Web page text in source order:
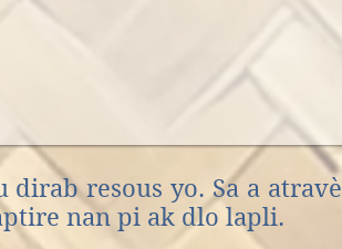
resous yo. Sa a atravè
nan pi ak dlo lapli.